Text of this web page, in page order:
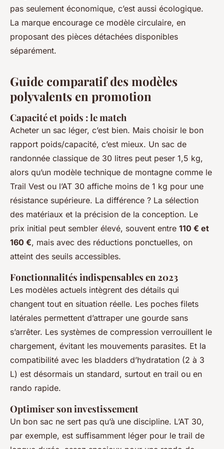
pas seulement économique, c’est aussi écologique.
La marque encourage ce modèle circulaire, en
proposant des pièces détachées disponibles
séparément.
Guide comparatif des modèles
polyvalents en promotion
Capacité et poids : le match
Acheter un sac léger, c’est bien. Mais choisir le bon
rapport poids/capacité, c’est mieux. Un sac de
randonnée classique de 30 litres peut peser 1,5 kg,
alors qu’un modèle technique de montagne comme le
Trail Vest ou l’AT 30 affiche moins de 1 kg pour une
résistance supérieure. La différence ? La sélection
des matériaux et la précision de la conception. Le
prix initial peut sembler élevé, souvent entre 110 € et
160 €, mais avec des réductions ponctuelles, on
atteint des seuils accessibles.
Fonctionnalités indispensables en 2023
Les modèles actuels intègrent des détails qui
changent tout en situation réelle. Les poches filets
latérales permettent d’attraper une gourde sans
s’arrêter. Les systèmes de compression verrouillent le
chargement, évitant les mouvements parasites. Et la
compatibilité avec les bladders d’hydratation (2 à 3
L) est désormais un standard, surtout en trail ou en
rando rapide.
Optimiser son investissement
Un bon sac ne sert pas qu’à une discipline. L’AT 30,
par exemple, est suffisamment léger pour le trail de